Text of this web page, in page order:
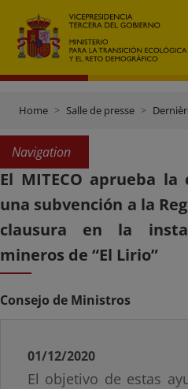
Home Salle de presse
Navigation
El MITECO aprueba
una subvención a la
clausura en la
mineros de “El Lirio”
Consejo de Ministros
01/12/2020
El objetivo de estas